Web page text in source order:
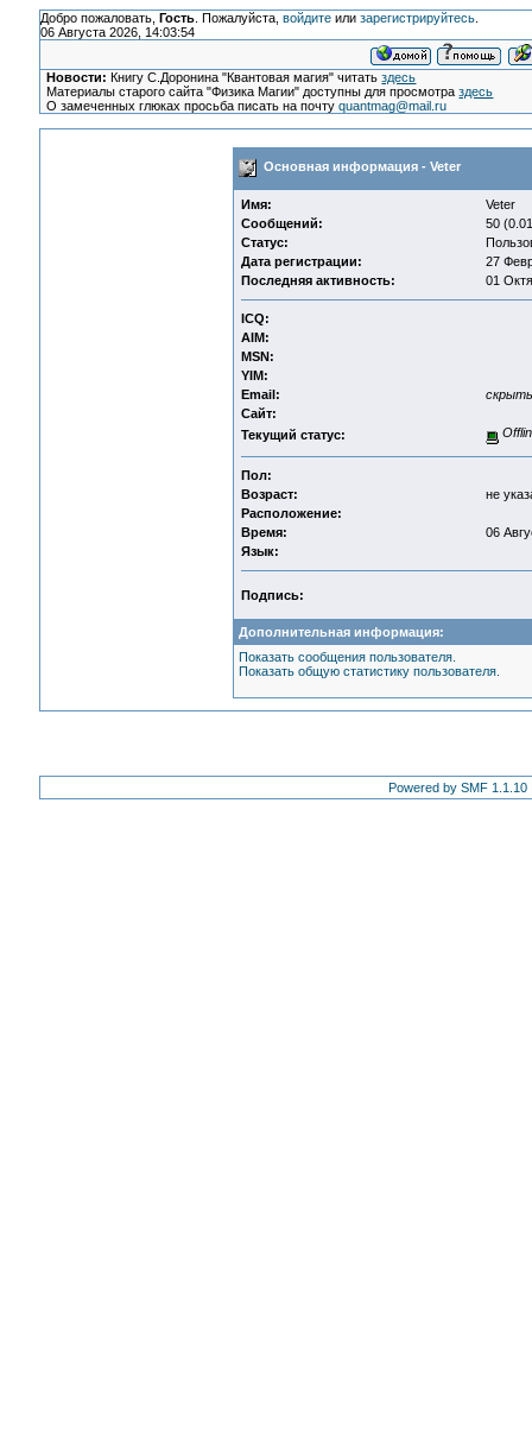
Добро пожаловать, Гость. Пожалуйста, войдитеили зарегистрируйтесь.
06 Августа 2026, 14:03:54
Новости: Книгу С.Доронина "Квантовая магия" читатьздесь
Материалы старого сайта "Физика Магии" доступны для просмотраздесь
О замеченных глюках просьба писать на почтуquantmag@mail.ru
Основная информация - Veter
Имя:
Veter
Сообщений:
50
Статус:
Дата регистрации:
27
Последняя активность:
01
ICQ:
AIM:
MSN:
YIM:
Email:
Сайт:
Текущий статус:
Пол:
Возраст:
не
Расположение:
Время:
06
Язык:
Подпись:
Дополнительная информация:
Показать сообщения пользователя.
Показать общую статистику пользователя.
Powered by SMF 1.1.10